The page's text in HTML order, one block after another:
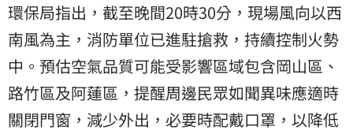
環保局指出，截至晚間20時30分，現場風向以西
南風為主，消防單位已進駐搶救，持續控制火勢
中。預估空氣品質可能受影響區域包含岡山區、
路竹區及阿蓮區，提醒周邊民眾如聞異味應適時
關閉門窗，減少外出，必要時配戴口罩，以降低